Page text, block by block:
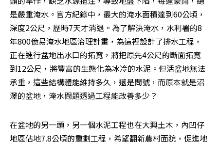
是嚴重淹水。官方紀錄中，最大的淹水面積達到60公頃，
深度2公尺，歷時7天才消退。為了解決淹水，水利署的8
年800億易淹水地區治理計畫，為這裡設計了排水工程，
正在進行盆地出水口的拓寬，將把原先4公尺的斷面拓寬
到12公尺，將豐富的生態化為冰冷的水泥。但活盆地無法
承重，這些結構體能維持多久，還是問號，而原本就是沼
澤的盆地，淹水問題透過工程能改善多少？
在盆地的另一頭，另一個水泥工程也在大興土木，內凹仔
地區佔地7.8公頃的重劃工程，希望翻新農村面貌，促進地